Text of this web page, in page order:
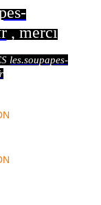
, merci
les.soupapes-